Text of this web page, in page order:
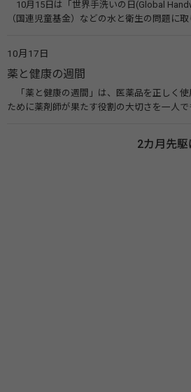
10月15日は「世界手洗いの日(Global
（国連児童基金）などの水と衛生の問題に
10月17日
薬と健康の週間
「薬と健康の週間」は、医薬品を正しく使
ために薬剤師が果たす役割の大切さを一人
伝えたい！薬との付き合い方」（保健指導リ
2カ月先